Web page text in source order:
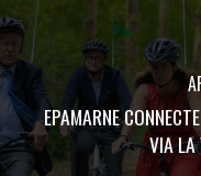
EPAMARNE
VIA LA